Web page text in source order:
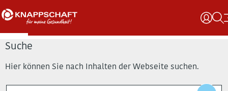
Suche
Hier können Sie nach Inhalten der Webseite suchen.